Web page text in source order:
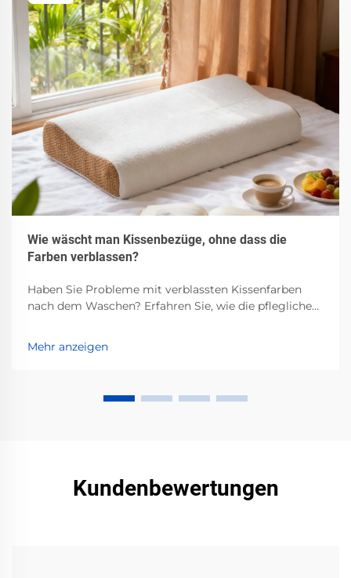
Wie wäscht man Kissenbezüge, ohne dass die
Farben verblassen?
Haben Sie Probleme mit verblassten Kissenfarben
nach dem Waschen? Erfahren Sie, wie die pflegliche
Wasser, pH-neutraler Waschmittel und schonende
Lufttrocknung funktioniert. Bewahren Sie die
Mehr anzeigen
Kundenbewertungen